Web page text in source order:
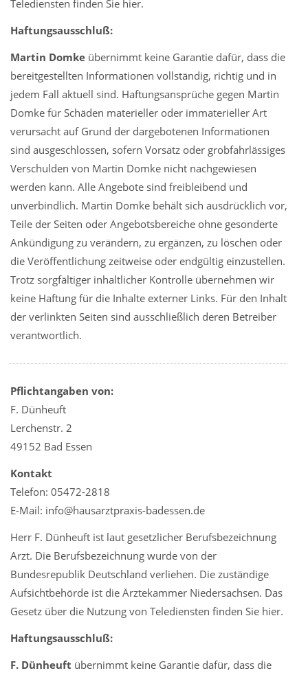
Telediensten finden Sie hier.
Haftungsausschluß:
Martin Domke übernimmt keine Garantie dafür, dass die
bereitgestellten Informationen vollständig, richtig und in
jedem Fall aktuell sind. Haftungsansprüche gegen Martin
Domke für Schäden materieller oder immaterieller Art
verursacht auf Grund der dargebotenen Informationen
sind ausgeschlossen, sofern Vorsatz oder grobfahrlässiges
Verschulden von Martin Domke nicht nachgewiesen
werden kann. Alle Angebote sind freibleibend und
unverbindlich. Martin Domke behält sich ausdrücklich vor,
Teile der Seiten oder Angebotsbereiche ohne gesonderte
Ankündigung zu verändern, zu ergänzen, zu löschen oder
die Veröffentlichung zeitweise oder endgültig einzustellen.
Trotz sorgfältiger inhaltlicher Kontrolle übernehmen wir
keine Haftung für die Inhalte externer Links. Für den Inhalt
der verlinkten Seiten sind ausschließlich deren Betreiber
verantwortlich.
Pflichtangaben von:
F. Dünheuft
Lerchenstr. 2
49152 Bad Essen
Kontakt
Telefon: 05472-2818
E-Mail: info@hausarztpraxis-badessen.de
Herr F. Dünheuft ist laut gesetzlicher Berufsbezeichnung
Arzt. Die Berufsbezeichnung wurde von der
Bundesrepublik Deutschland verliehen. Die zuständige
Aufsichtbehörde ist die Ärztekammer Niedersachsen. Das
Gesetz über die Nutzung von Telediensten finden Sie hier.
Haftungsausschluß:
F. Dünheuft übernimmt keine Garantie dafür, dass die